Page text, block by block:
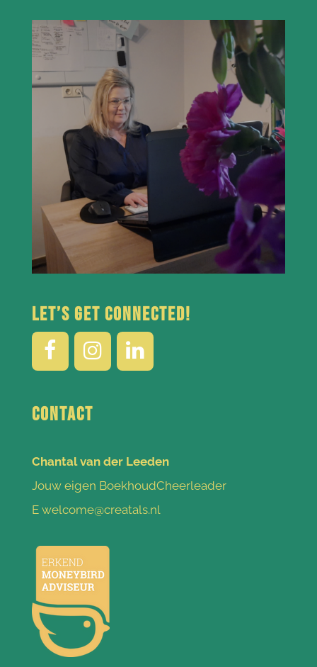
Let’s get connected!
Contact
Chantal van der Leeden
Jouw eigen BoekhoudCheerleader
E welcome@creatals.nl